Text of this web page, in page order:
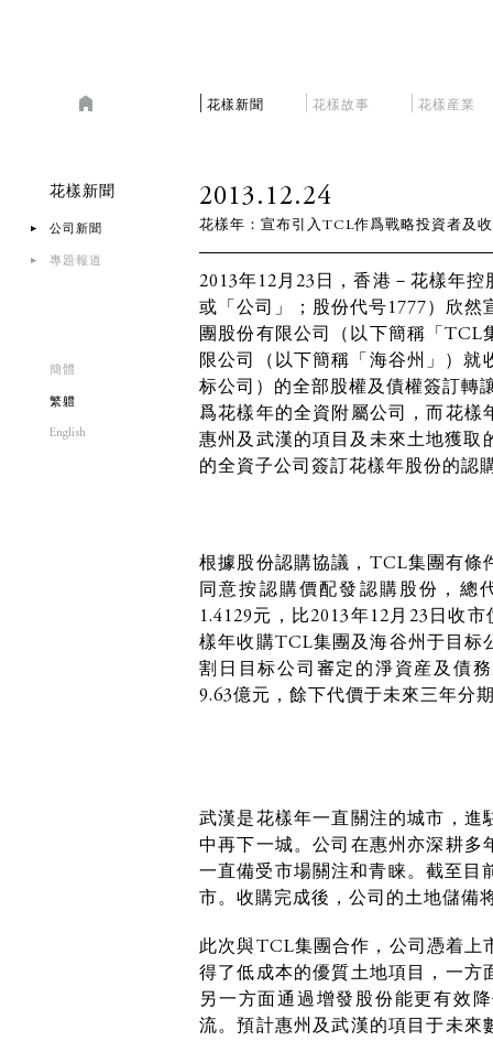
花樣新聞 花樣故事 花樣産業
花樣新聞
公司新聞
專題報道
簡體
繁軆
English
2013.12.24
花樣年：宣布引入TCL作爲戰略投資者及
2013年12月23日，香港－花樣年
或「公司」；股份代号1777）欣
團股份有限公司（以下簡稱「TCL
限公司（以下簡稱「海谷州」）
标公司）的全部股權及債權簽訂轉
爲花樣年的全資附屬公司，而花
惠州及武漢的項目及未來土地獲
的全資子公司簽訂花樣年股份的認
根據股份認購協議，TCL集團有條
同意按認購價配發認購股份，總
1.4129元，比2013年12月23日收
樣年收購TCL集團及海谷州于目标
割日目标公司審定的淨資産及債
9.63億元，餘下代價于未來三年分
武漢是花樣年一直關注的城市，進
中再下一城。公司在惠州亦深耕多
一直備受市場關注和青睐。截至目
市。收購完成後，公司的土地儲備
此次與TCL集團合作，公司憑着上
得了低成本的優質土地項目，一方
另一方面通過增發股份能更有效
流。預計惠州及武漢的項目于未來